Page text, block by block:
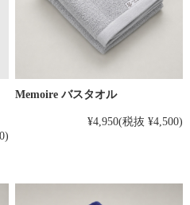
Memoire バスタオル
¥4,950(税抜 ¥4,500)